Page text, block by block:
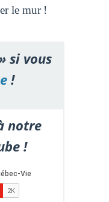
le mur !
si vous
!
notre
!